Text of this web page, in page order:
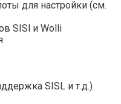
для настройки (см.
SISl и Wolli
SISL и т.д.)